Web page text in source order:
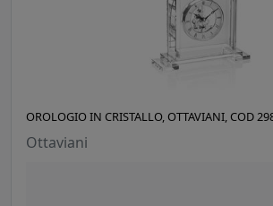
OROLOGIO IN CRISTALLO, OTTAVIANI, COD
Ottaviani